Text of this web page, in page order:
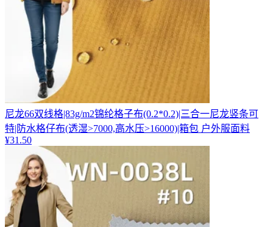
尼龙66双线格|83g/m2锦纶格子布(0.2*0.2)|三合一尼龙竖条可
特|防水格仔布(透湿>7000,高水压>16000)|箱包 户外服面料
¥31.50